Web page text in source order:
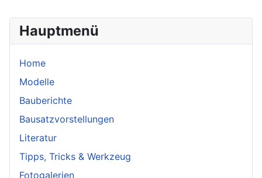
Hauptmenü
Home
Modelle
Bauberichte
Bausatzvorstellungen
Literatur
Tipps, Tricks & Werkzeug
Fotogalerien